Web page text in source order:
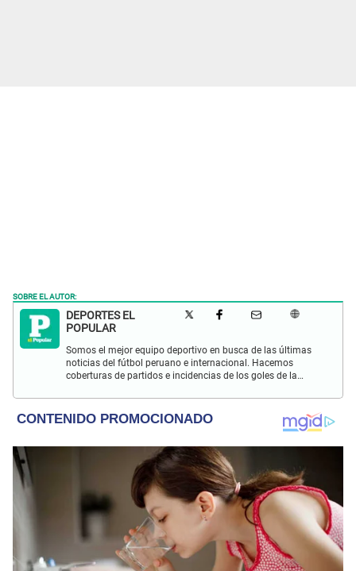
SOBRE EL AUTOR:
DEPORTES EL
POPULAR
Somos el mejor equipo deportivo en busca de las últimas
noticias del fútbol peruano e internacional. Hacemos
coberturas de partidos e incidencias de los goles de la
eventos deportivos.